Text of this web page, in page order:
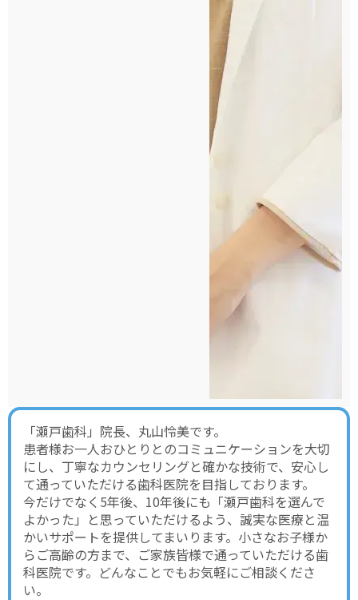
「瀬戸歯科」院長、丸山怜美です。
患者様お一人おひとりとのコミュニケーションを大切
にし、丁寧なカウンセリングと確かな技術で、安心し
て通っていただける歯科医院を目指しております。
今だけでなく5年後、10年後にも「瀬戸歯科を選んで
よかった」と思っていただけるよう、誠実な医療と温
かいサポートを提供してまいります。小さなお子様か
らご高齢の方まで、ご家族皆様で通っていただける歯
科医院です。どんなことでもお気軽にご相談くださ
い。